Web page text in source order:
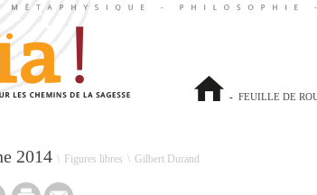
- FEUILLE DE
2014 \ Figures libres \ Gilbert Durand